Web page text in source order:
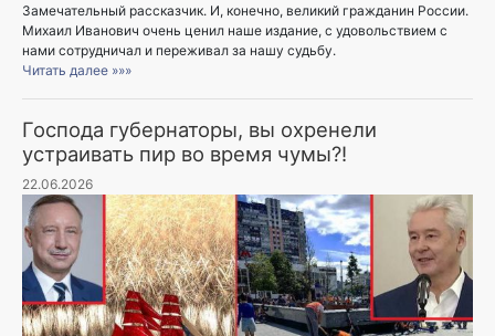
Замечательный рассказчик. И, конечно, великий гражданин России.
Михаил Иванович очень ценил наше издание, с удовольствием с
нами сотрудничал и переживал за нашу судьбу.
Читать далее »»»
Господа губернаторы, вы охренели
устраивать пир во время чумы?!
22.06.2026